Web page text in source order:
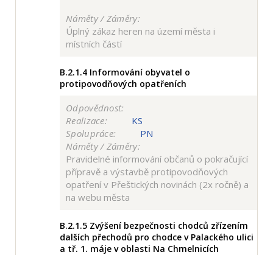
Náměty / Záměry:
Úplný zákaz heren na území města i
místních částí
B.2.1.4 Informování obyvatel o
protipovodňových opatřeních
Odpovědnost:
Realizace:
KS
Spolupráce:
PN
Náměty / Záměry:
Pravidelné informování občanů o pokračující
přípravě a výstavbě protipovodňových
opatření v Přeštických novinách (2x ročně) a
na webu města
B.2.1.5 Zvýšení bezpečnosti chodců zřízením
dalších přechodů pro chodce v Palackého ulici
a tř. 1. máje v oblasti Na Chmelnicích